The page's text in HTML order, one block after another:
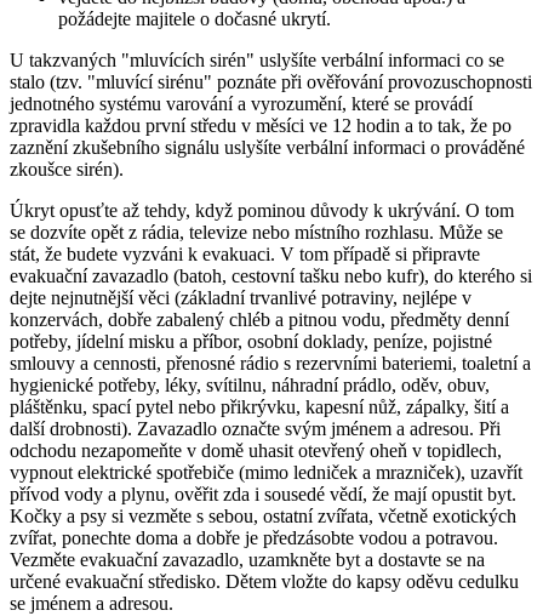
požádejte majitele o dočasné ukrytí.
U takzvaných "mluvících sirén" uslyšíte verbální informaci co se
stalo (tzv. "mluvící sirénu" poznáte při ověřování provozuschopnosti
jednotného systému varování a vyrozumění, které se provádí
zpravidla každou první středu v měsíci ve 12 hodin a to tak, že po
zaznění zkušebního signálu uslyšíte verbální informaci o prováděné
zkoušce sirén).
Úkryt opusťte až tehdy, když pominou důvody k ukrývání. O tom
se dozvíte opět z rádia, televize nebo místního rozhlasu. Může se
stát, že budete vyzváni k evakuaci. V tom případě si připravte
evakuační zavazadlo (batoh, cestovní tašku nebo kufr), do kterého si
dejte nejnutnější věci (základní trvanlivé potraviny, nejlépe v
konzervách, dobře zabalený chléb a pitnou vodu, předměty denní
potřeby, jídelní misku a příbor, osobní doklady, peníze, pojistné
smlouvy a cennosti, přenosné rádio s rezervními bateriemi, toaletní a
hygienické potřeby, léky, svítilnu, náhradní prádlo, oděv, obuv,
pláštěnku, spací pytel nebo přikrývku, kapesní nůž, zápalky, šití a
další drobnosti). Zavazadlo označte svým jménem a adresou. Při
odchodu nezapomeňte v domě uhasit otevřený oheň v topidlech,
vypnout elektrické spotřebiče (mimo ledniček a mrazniček), uzavřít
přívod vody a plynu, ověřit zda i sousedé vědí, že mají opustit byt.
Kočky a psy si vezměte s sebou, ostatní zvířata, včetně exotických
zvířat, ponechte doma a dobře je předzásobte vodou a potravou.
Vezměte evakuační zavazadlo, uzamkněte byt a dostavte se na
určené evakuační středisko. Dětem vložte do kapsy oděvu cedulku
se jménem a adresou.